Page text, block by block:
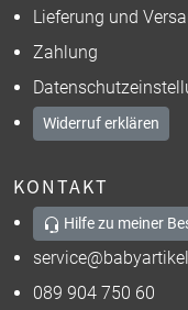
Lieferung und
Zahlung
Widerruf erklären
KONTAKT
Hilfe zu meiner
089 904 750 60